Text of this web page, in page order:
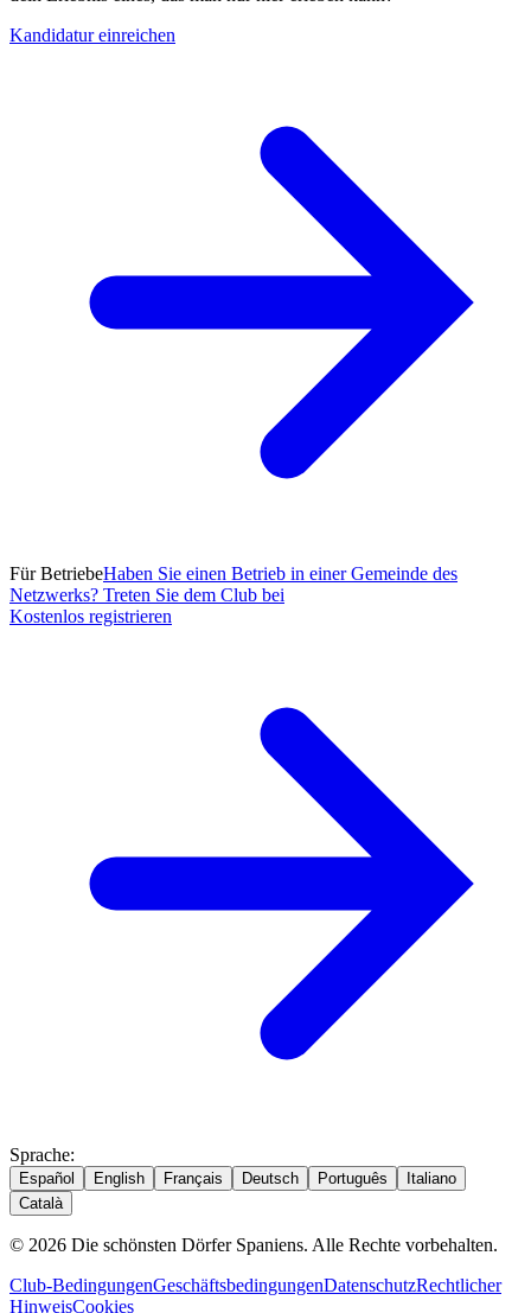
Kandidatur einreichen
Für BetriebeHaben Sie einen Betrieb in einer Gemeinde des
Netzwerks? Treten Sie dem Club bei
Kostenlos registrieren
Sprache:
Español English Français Deutsch Português
Italiano
Català
© 2026 Die schönsten Dörfer Spaniens. Alle Rechte vorbehalten.
Club-BedingungenGeschäftsbedingungenDatenschutzRechtlicher
HinweisCookies